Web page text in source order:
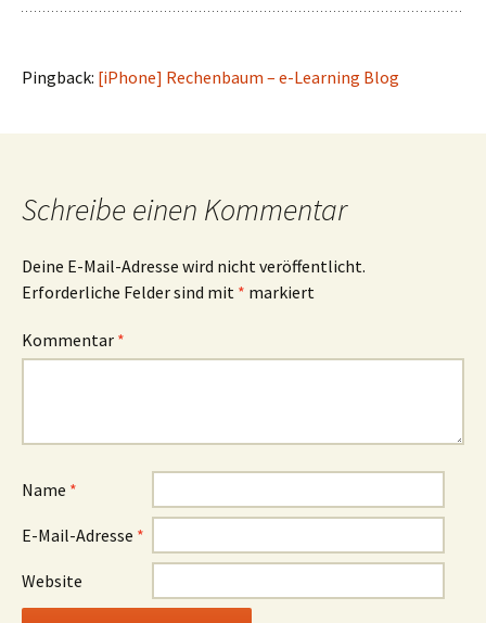
Pingback: [iPhone] Rechenbaum – e-Learning Blog
Schreibe einen Kommentar
Deine E-Mail-Adresse wird nicht veröffentlicht.
Erforderliche Felder sind mit * markiert
Kommentar *
Name *
E-Mail-Adresse *
Website